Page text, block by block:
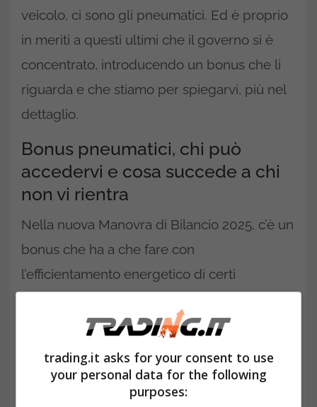
veicolo, ci sono gli pneumatici. Ed è proprio
in meriti a questi ultimi che il governo si è
concentrato, introducendo un bonus che li
riguarda e che stiamo per spiegarvi, più nel
dettaglio.
Bonus pneumatici, chi può
accedervi e cosa succede a chi
non vi rientra
Nella nuova Manovra di Bilancio 2025, c’è un
bonus che ha a che fare con
l’efficientamento energetico di certi
trading.it asks for your consent to use
your personal data for the following
purposes: